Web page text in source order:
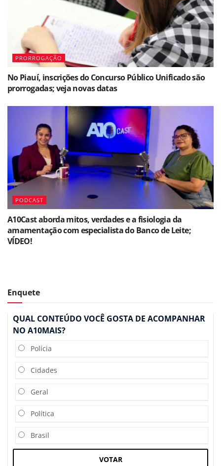
PRORROGAÇÃO
No Piauí, inscrições do Concurso Público Unificado são
prorrogadas; veja novas datas
PODCAST
A10Cast aborda mitos, verdades e a fisiologia da
amamentação com especialista do Banco de Leite;
VÍDEO!
Enquete
QUAL CONTEÚDO VOCÊ GOSTA DE ACOMPANHAR
NO A10MAIS?
Polícia
Cidades
Geral
Política
Brasil
VOTAR